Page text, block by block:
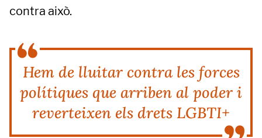
contra això.
Hem de lluitar contra les forces
polítiques que arriben al poder i
reverteixen els drets LGBTI+